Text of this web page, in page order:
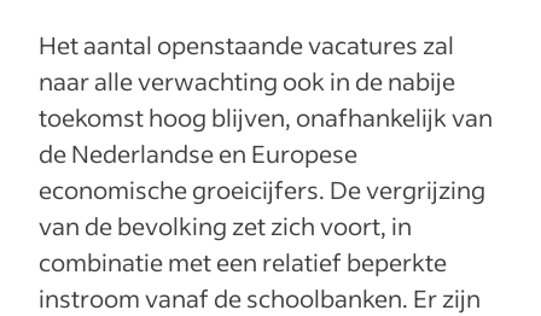
Het aantal openstaande vacatures zal
naar alle verwachting ook in de nabije
toekomst hoog blijven, onafhankelijk van
de Nederlandse en Europese
economische groeicijfers. De vergrijzing
van de bevolking zet zich voort, in
combinatie met een relatief beperkte
instroom vanaf de schoolbanken. Er zijn